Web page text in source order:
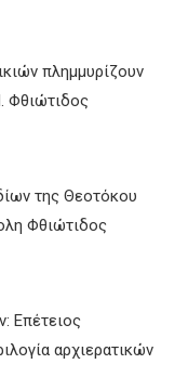
πλημμυρίζουν
Φθιώτιδος
της Θεοτόκου
Φθιώτιδος
Επέτειος
αρχιερατικών